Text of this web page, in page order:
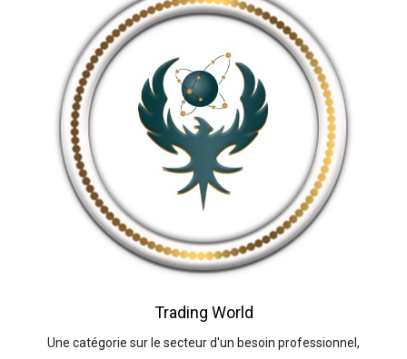
Trading World
Une catégorie sur le secteur d'un besoin professionnel,